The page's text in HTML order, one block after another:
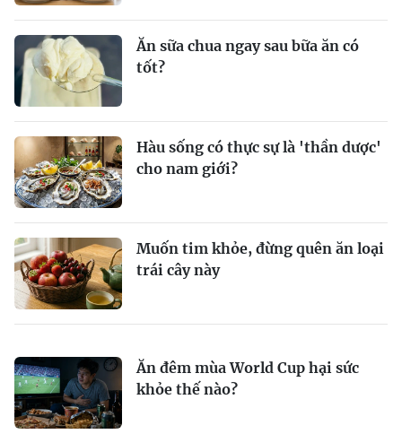
Ăn sữa chua ngay sau bữa ăn có
tốt?
Hàu sống có thực sự là 'thần dược'
cho nam giới?
Muốn tim khỏe, đừng quên ăn loại
trái cây này
Ăn đêm mùa World Cup hại sức
khỏe thế nào?